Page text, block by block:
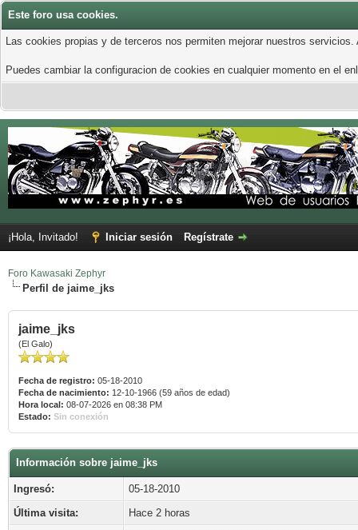
Este foro usa cookies.
Las cookies propias y de terceros nos permiten mejorar nuestros
Puedes cambiar la configuracion de cookies en cualquier momento en el
¡Hola, Invitado! Iniciar sesión Regístrate
Foro Kawasaki Zephyr
Perfil de jaime_jks
jaime_jks
(El Galo)
Fecha de registro: 05-18-2010
Fecha de nacimiento: 12-10-1966 (59 años de edad)
Hora local: 08-07-2026 en 08:38 PM
Estado: Sin conexión
Información sobre jaime_jks
Ingresó:
05-18-2010
Última visita:
Hace 2 horas